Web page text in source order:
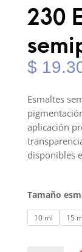
230
$
Esmaltes
aplicación
disponibles
Tamaño
10 ml 15